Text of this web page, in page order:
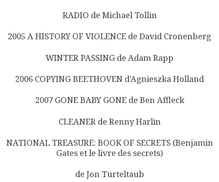
RADIO de Michael Tollin
2005 A HISTORY OF VIOLENCE de David Cronenberg
WINTER PASSING de Adam Rapp
2006 COPYING BEETHOVEN d’Agnieszka Holland
2007 GONE BABY GONE de Ben Affleck
CLEANER de Renny Harlin
NATIONAL TREASURE: BOOK OF SECRETS (Benjamin
Gates et le livre des secrets)
de Jon Turteltaub